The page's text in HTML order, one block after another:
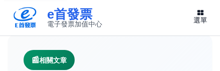
e首發票
電子發票加值中心 選單
相關文章